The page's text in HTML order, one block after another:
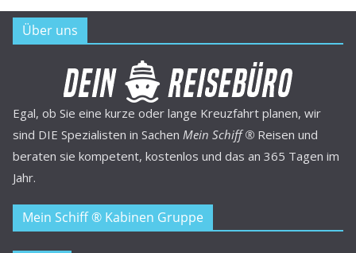
Über uns
Egal, ob Sie eine kurze oder lange Kreuzfahrt planen, wir
sind DIE Spezialisten in Sachen Mein Schiff ® Reisen und
beraten sie kompetent, kostenlos und das an 365 Tagen im
Jahr.
Mein Schiff ® Kabinen Gruppe